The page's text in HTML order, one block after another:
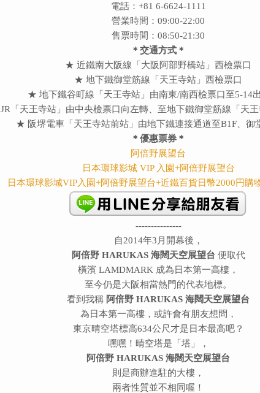
電話：+81 6-6624-1111
營業時間：09:00-22:00
售票時間：08:50-21:30
＊交通方式＊
★ 近鐵南大阪線「大阪阿部野橋站」西檢票口
★ 地下鐵御堂筋線「天王寺站」西檢票口
★ 地下鐵谷町線「天王寺站」由南東/南西檢票口至5-14
JR「天王寺站」由中央檢票口向左轉、至地下鐵御堂筋線「天
★ 阪堺電車「天王寺站前站」由地下鐵連接通道至B1F、御
＊優惠票券＊
阿倍野展望台
日本環球影城 VIP 入園+阿倍野展望台
日本環球影城VIP入園+阿倍野展望台+近鐵百貨日幣2000円購
---------------
自2014年3月開幕後，
阿倍野 HARUKAS 海闊天空展望台 便取代
橫濱 LAMDMARK 成為日本第一高樓，
至今仍是大阪相當熱門的代表地標。
看到我稱 阿倍野 HARUKAS 海闊天空展望台
為日本第一高樓，或許會有朋友想問，
東京晴空塔標高634公尺才是日本最高吧？
嘿嘿！晴空塔是「塔」，
阿倍野 HARUKAS 海闊天空展望台
則是商辦進駐的大樓，
兩者性質並不相同喔！